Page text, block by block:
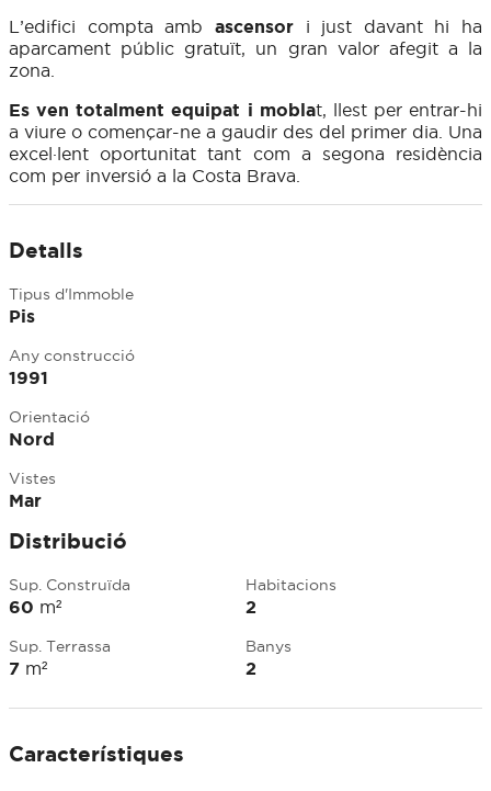
L’edifici compta amb ascensor i just davant hi ha
aparcament públic gratuït, un gran valor afegit a la
zona.
Es ven totalment equipat i moblat, llest per entrar-hi
a viure o començar-ne a gaudir des del primer dia. Una
excel·lent oportunitat tant com a segona residència
com per inversió a la Costa Brava.
Detalls
Tipus d'Immoble
Pis
Any construcció
1991
Orientació
Nord
Vistes
Mar
Distribució
Sup. Construïda
60 m²
Sup. Terrassa
7 m²
Habitacions
2
Banys
2
Característiques